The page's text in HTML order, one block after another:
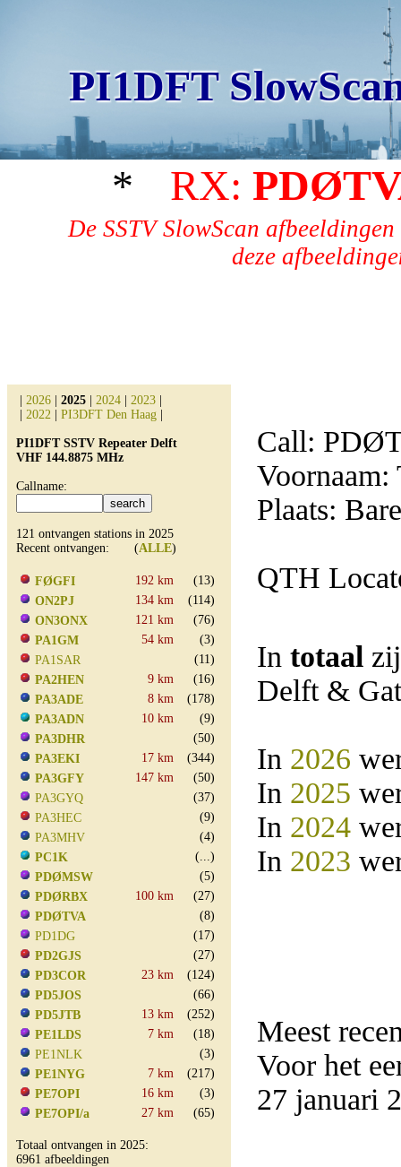
PI1DFT
* RX:
De SSTV SlowScan
deze
2026 2025 2024 2023
2022 PI3DFT Den Haag
PI1DFT SSTV Repeater Delft
VHF 144.8875 MHz
Callname:
121 ontvangen stations in 2025
Recent ontvangen: (ALLE)
FØGFI 192 km
(13)
ON2PJ
134 km
(114)
ON3ONX
121 km
(76)
PA1GM
54 km
(3)
PA1SAR
(11)
PA2HEN
9 km
(16)
PA3ADE
8 km
(178)
PA3ADN
10 km
(9)
PA3DHR
(50)
PA3EKI
17 km
(344)
PA3GFY
147 km
(50)
PA3GYQ
(37)
PA3HEC
(9)
PA3MHV
(4)
PC1K
(...)
PDØMSW
(5)
PDØRBX
100 km
(27)
PDØTVA
(8)
PD1DG
(17)
PD2GJS
(27)
PD3COR
23 km
(124)
PD5JOS
(66)
PD5JTB
13 km
(252)
PE1LDS
7 km
(18)
PE1NLK
(3)
PE1NYG
7 km
(217)
PE7OPI
16 km
(3)
PE7OPI/a
27 km (65)
Totaal ontvangen in 2025:
6961 afbeeldingen
Call:
Voornaam:
Plaats:
QTH
In totaal
Delft &
In 2026
In 2025
In 2024
In 2023
Meest
Voor het
27 januari